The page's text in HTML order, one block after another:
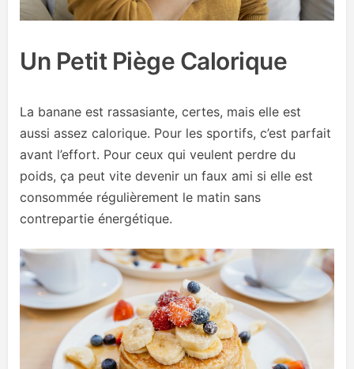
Un Petit Piège Calorique
La banane est rassasiante, certes, mais elle est
aussi assez calorique. Pour les sportifs, c’est parfait
avant l’effort. Pour ceux qui veulent perdre du
poids, ça peut vite devenir un faux ami si elle est
consommée régulièrement le matin sans
contrepartie énergétique.